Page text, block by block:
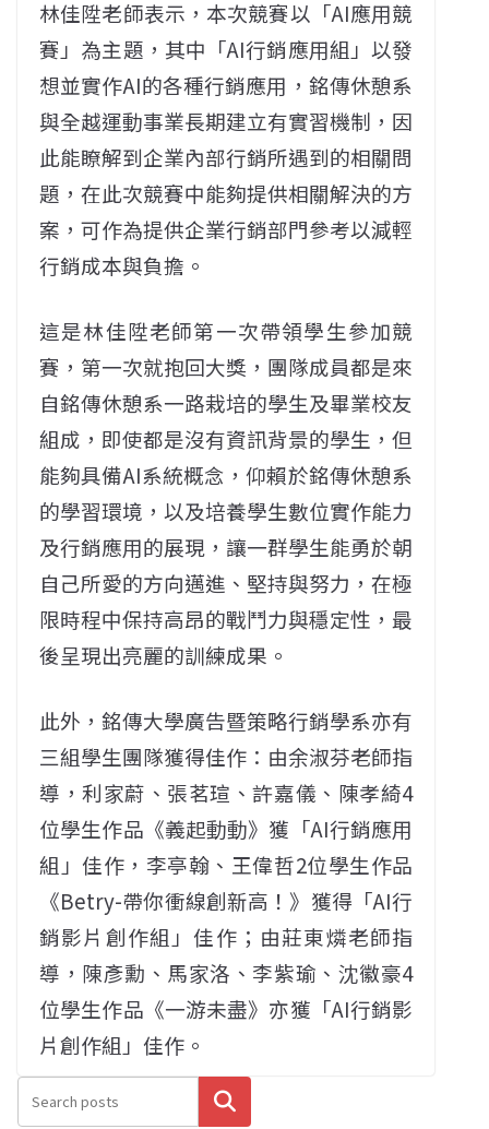
林佳陞老師表示，本次競賽以「AI應用競
賽」為主題，其中「AI行銷應用組」以發
想並實作AI的各種行銷應用，銘傳休憩系
與全越運動事業長期建立有實習機制，因
此能瞭解到企業內部行銷所遇到的相關問
題，在此次競賽中能夠提供相關解決的方
案，可作為提供企業行銷部門參考以減輕
行銷成本與負擔。
這是林佳陞老師第一次帶領學生參加競
賽，第一次就抱回大獎，團隊成員都是來
自銘傳休憩系一路栽培的學生及畢業校友
組成，即使都是沒有資訊背景的學生，但
能夠具備AI系統概念，仰賴於銘傳休憩系
的學習環境，以及培養學生數位實作能力
及行銷應用的展現，讓一群學生能勇於朝
自己所愛的方向邁進、堅持與努力，在極
限時程中保持高昂的戰鬥力與穩定性，最
後呈現出亮麗的訓練成果。
此外，銘傳大學廣告暨策略行銷學系亦有
三組學生團隊獲得佳作：由余淑芬老師指
導，利家蔚、張茗瑄、許嘉儀、陳孝綺4
位學生作品《義起動動》獲「AI行銷應用
組」佳作，李亭翰、王偉哲2位學生作品
《Betry-帶你衝線創新高！》獲得「AI行
銷影片創作組」佳作；由莊東燐老師指
導，陳彥勳、馬家洛、李紫瑜、沈徽豪4
位學生作品《一游未盡》亦獲「AI行銷影
片創作組」佳作。
搜尋